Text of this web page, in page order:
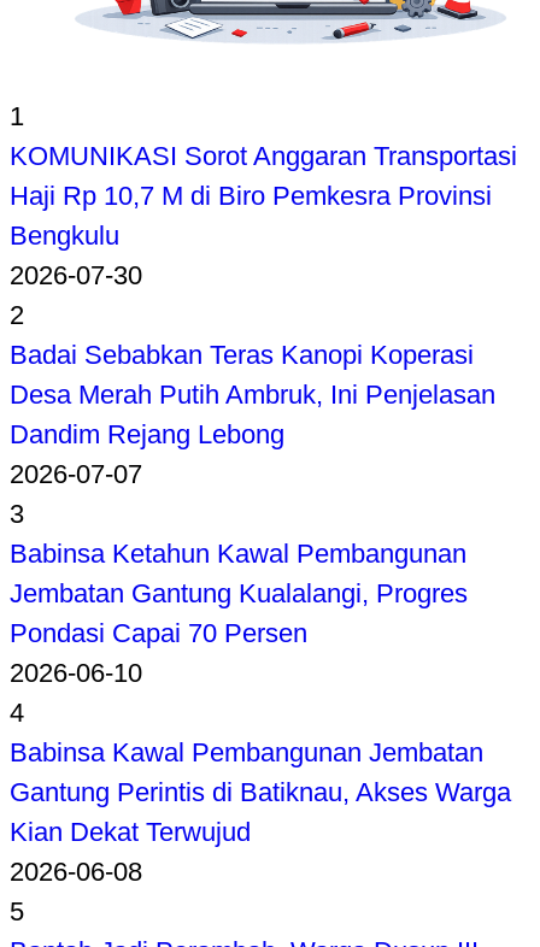
1
KOMUNIKASI Sorot Anggaran Transportasi
Haji Rp 10,7 M di Biro Pemkesra Provinsi
Bengkulu
2026-07-30
2
Badai Sebabkan Teras Kanopi Koperasi
Desa Merah Putih Ambruk, Ini Penjelasan
Dandim Rejang Lebong
2026-07-07
3
Babinsa Ketahun Kawal Pembangunan
Jembatan Gantung Kualalangi, Progres
Pondasi Capai 70 Persen
2026-06-10
4
Babinsa Kawal Pembangunan Jembatan
Gantung Perintis di Batiknau, Akses Warga
Kian Dekat Terwujud
2026-06-08
5